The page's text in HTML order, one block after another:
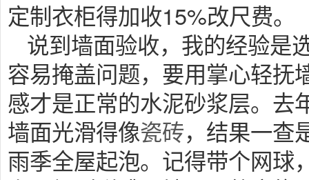
定制衣柜得加收15%改尺费。
说到墙面验收，我的经验是
容易掩盖问题，要用掌心轻抚
感才是正常的水泥砂浆层。去
墙面光滑得像瓷砖，结果一查
雨季全屋起泡。记得带个网球